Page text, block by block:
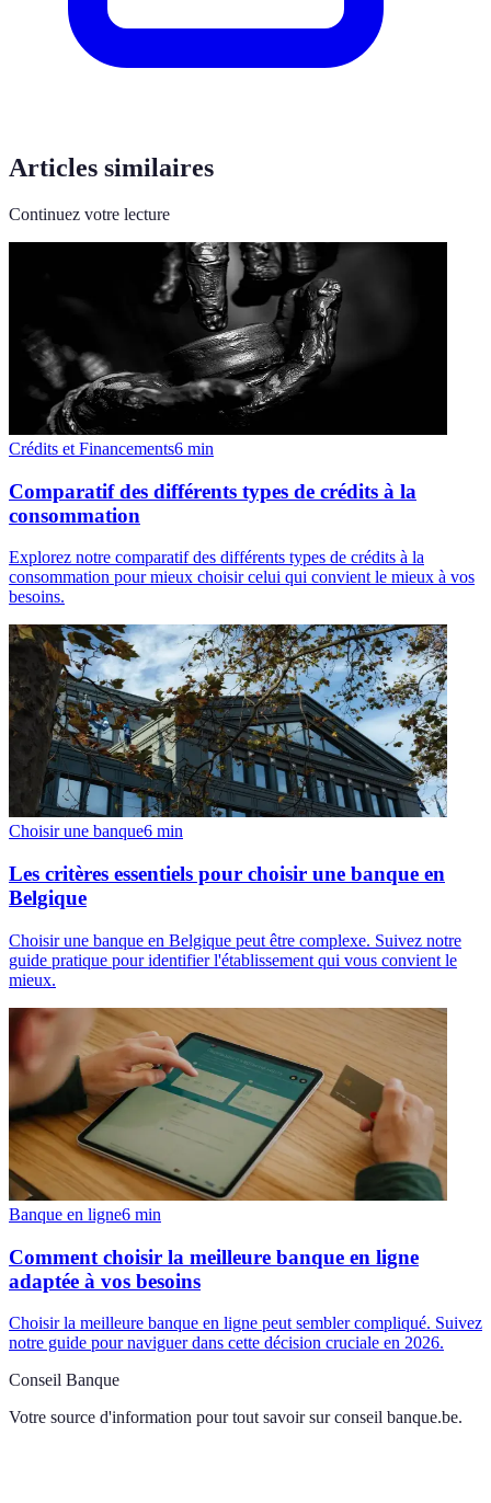
Articles similaires
Continuez votre lecture
Crédits et Financements6 min
Comparatif des différents types de crédits à la
consommation
Explorez notre comparatif des différents types de crédits à la
consommation pour mieux choisir celui qui convient le mieux à vos
besoins.
Choisir une banque6 min
Les critères essentiels pour choisir une banque en
Belgique
Choisir une banque en Belgique peut être complexe. Suivez notre
guide pratique pour identifier l'établissement qui vous convient le
mieux.
Banque en ligne6 min
Comment choisir la meilleure banque en ligne
adaptée à vos besoins
Choisir la meilleure banque en ligne peut sembler compliqué. Suivez
notre guide pour naviguer dans cette décision cruciale en 2026.
Conseil Banque
Votre source d'information pour tout savoir sur conseil banque.be.